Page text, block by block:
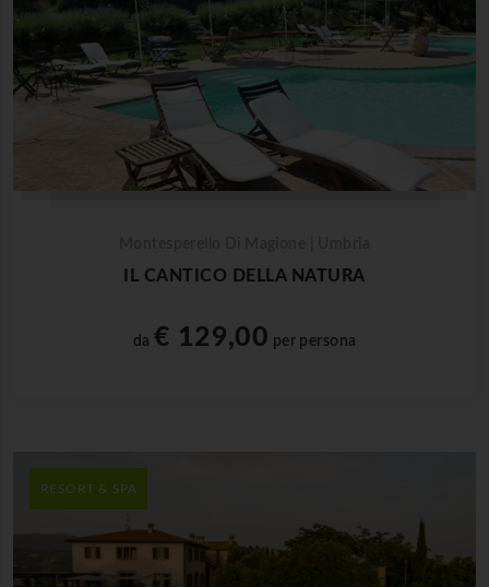
IL CANTICO DELLA NATURA
da € 129,00 per persona
RESORT & SPA